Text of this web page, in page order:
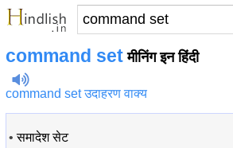
command set मीनिंग इन हिंदी
command set उदाहरण वाक्य
•समादेश सेट